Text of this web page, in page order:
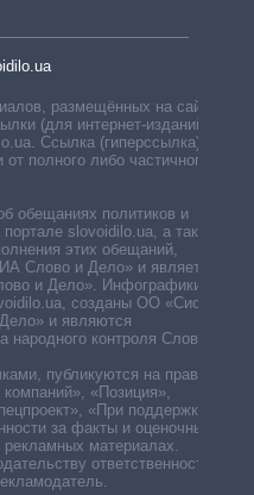
размещённых на сайте,
(для интернет-изданий —
Ссылка (гиперссылка)
полного либо частичного
обещаниях политиков и
slovoidilo.ua, а также
этих обещаний,
Слово и Дело» и является
и Дело». Инфографики,
созданы ОО «Система
и являются
контроля Слово и
публикуются на правах
«Позиция»,
«При поддержке».
за факты и оценочные
материалах.
ответственность за